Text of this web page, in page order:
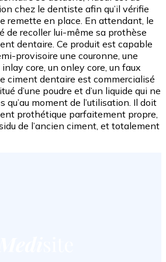
chez le dentiste afin qu’il vérifie
remette en place. En attendant, le
de recoller lui-même sa prothèse
dentaire. Ce produit est capable
provisoire une couronne, une
core, un onley core, un faux
ciment dentaire est commercialisé
d’une poudre et d’un liquide qui ne
moment de l’utilisation. Il doit
prothétique parfaitement propre,
de l’ancien ciment, et totalement